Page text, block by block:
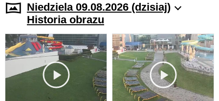
Niedziela 09.08.2026 (dzisiaj)
Historia obrazu